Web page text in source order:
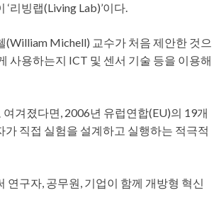
리빙랩(Living Lab)’이다.
Michell) 교수가 처음 제안한 것으
사용하는지 ICT 및 센서 기술 등을 이용해
겨졌다면, 2006년 유럽연합(EU)의 19개
가 직접 실험을 설계하고 실행하는 적극적
구자, 공무원, 기업이 함께 개방형 혁신